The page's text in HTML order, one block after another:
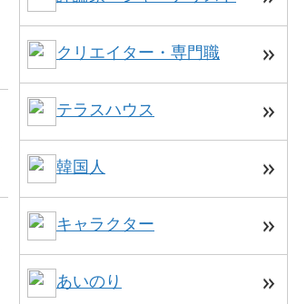
クリエイター・専門職
テラスハウス
韓国人
キャラクター
あいのり